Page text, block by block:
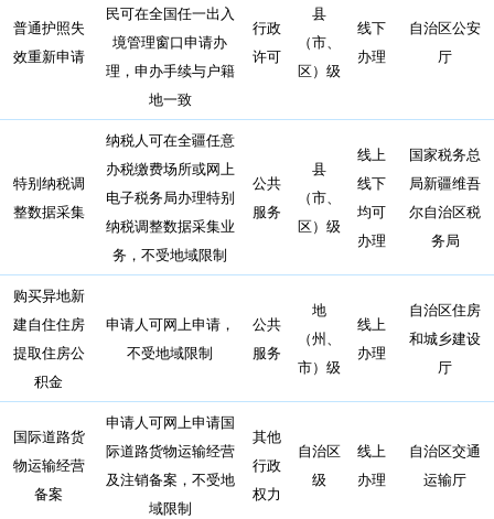
普通护照失
效重新申请
民可在全国任一出入
境管理窗口申请办
理，申办手续与户籍
地一致
行政
许可
县
（市、
区）级
线下
办理
自治区公安
厅
特别纳税调
整数据采集
纳税人可在全疆任意
办税缴费场所或网上
电子税务局办理特别
纳税调整数据采集业
务，不受地域限制
公共
服务
县
（市、
区）级
线上
线下
均可
办理
国家税务总
局新疆维吾
尔自治区税
务局
购买异地新
建自住住房
提取住房公
积金
申请人可网上申请，
不受地域限制
公共
服务
地
（州、
市）级
线上
办理
自治区住房
和城乡建设
厅
国际道路货
物运输经营
备案
申请人可网上申请国
际道路货物运输经营
及注销备案，不受地
域限制
其他
行政
权力
自治区
级
线上
办理
自治区交通
运输厅